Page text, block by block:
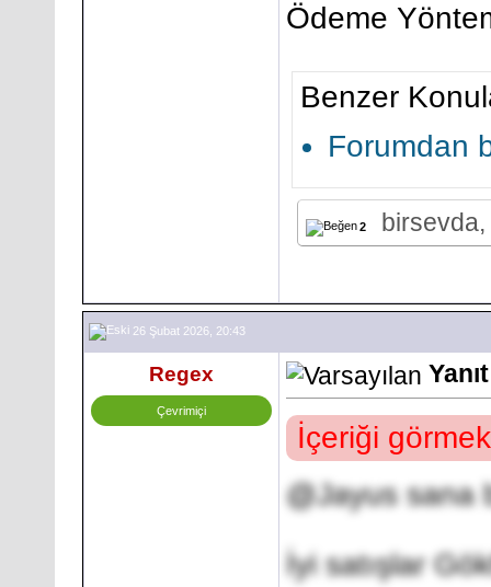
Ödeme
Benzer
Forumdan
2
26 Şubat 2026, 20:43
Regex
Çevrimiçi
İçeriği
@Jayussana
İyi satışlar